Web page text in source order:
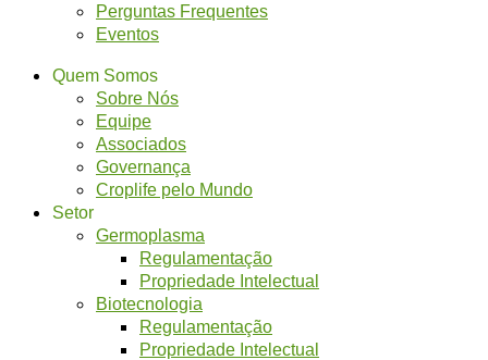
Perguntas Frequentes
Eventos
Quem Somos
Sobre Nós
Equipe
Associados
Governança
Croplife pelo Mundo
Setor
Germoplasma
Regulamentação
Propriedade Intelectual
Biotecnologia
Regulamentação
Propriedade Intelectual